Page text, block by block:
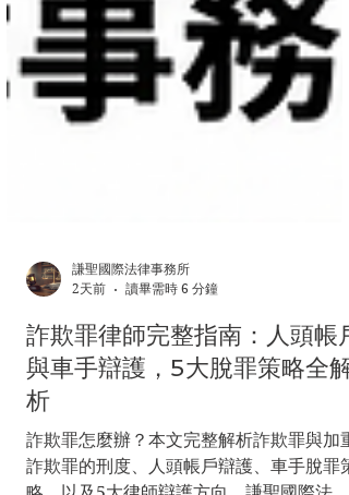
2天前
讀畢需時 6 分鐘
詐欺罪律師完整指南：人頭帳戶
與車手辯護，5大脫罪策略全解
析
詐欺罪怎麼辦？本文完整解析詐欺罪與加重